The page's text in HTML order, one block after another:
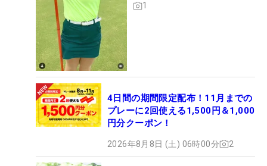
1
4日間の期間限定配布！11月までの
プレーに2回使える1,500円＆1,000
円分クーポン！
2026年8月8日 (土) 06時00分 2